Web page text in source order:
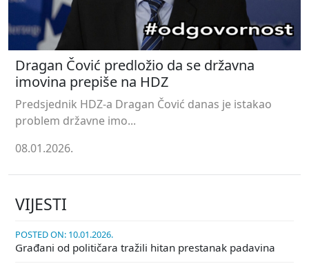
Dragan Čović predložio da se državna
imovina prepiše na HDZ
Predsjednik HDZ-a Dragan Čović danas je istakao
problem državne imo...
08.01.2026.
VIJESTI
POSTED ON: 10.01.2026.
Građani od političara tražili hitan prestanak padavina